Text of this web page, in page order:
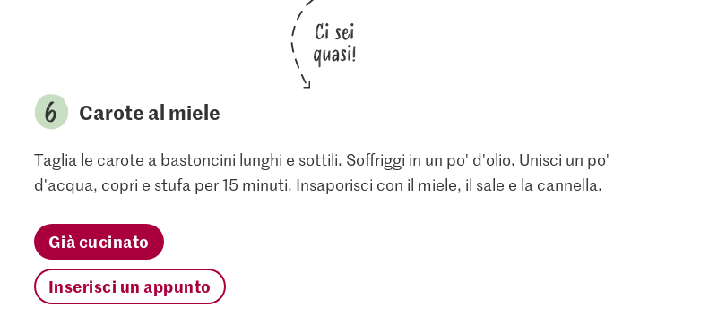
3.90
Migros Zucca tagliata
Ci sei
quasi!
Carote al miele
Taglia le carote a bastoncini lunghi e sottili. Soffriggi in un po' d'olio. Unisci un po'
d'acqua, copri e stufa per 15 minuti. Insaporisci con il miele, il sale e la cannella.
Già cucinato
Inserisci un appunto